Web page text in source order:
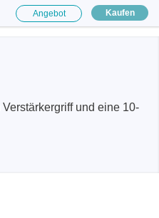
Angebot Kaufen
und eine 10-